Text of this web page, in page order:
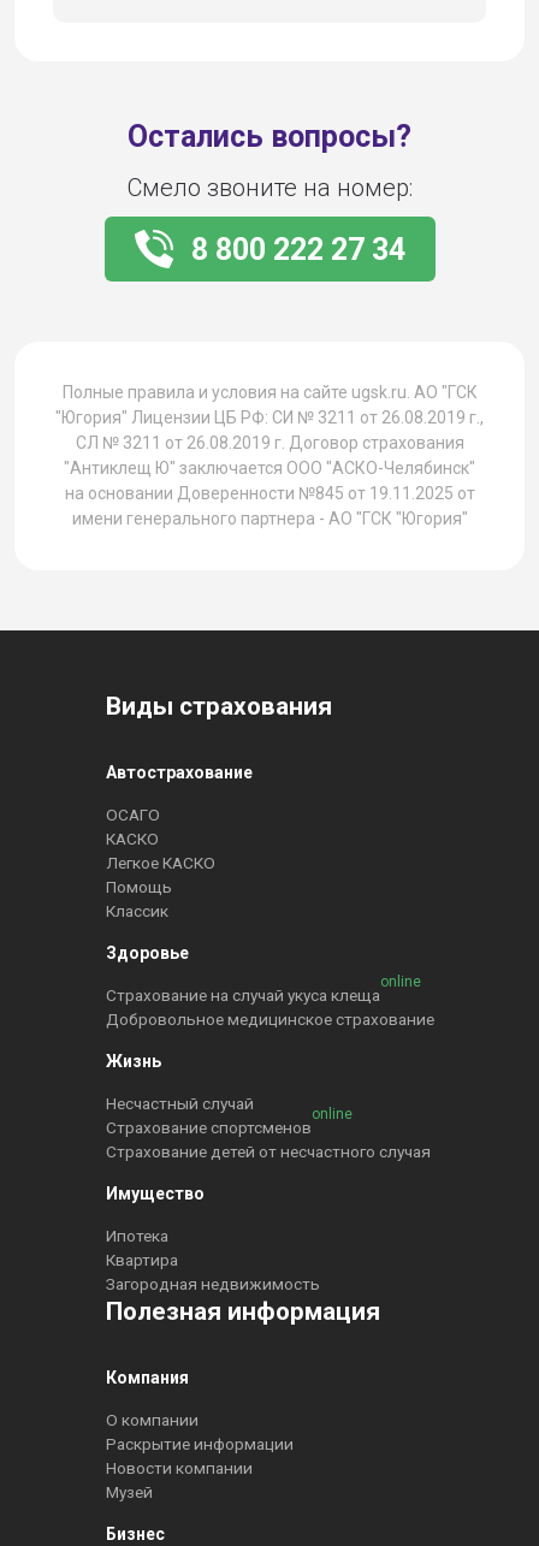
Остались вопросы?
Смело звоните на номер:
8 800 222 27 34
Полные правила и условия на сайте ugsk.ru. АО "ГСК
"Югория" Лицензии ЦБ РФ: СИ № 3211 от 26.08.2019 г.,
СЛ № 3211 от 26.08.2019 г. Договор страхования
"Антиклещ Ю" заключается ООО "АСКО-Челябинск"
на основании Доверенности №845 от 19.11.2025 от
имени генерального партнера - АО "ГСК "Югория"
Виды страхования
Автострахование
ОСАГО
КАСКО
Легкое КАСКО
Помощь
Классик
Здоровье
Страхование на случай укуса клеща
online
Добровольное медицинское страхование
Жизнь
Несчастный случай
Страхование спортсменов
online
Страхование детей от несчастного случая
Имущество
Ипотека
Квартира
Загородная недвижимость
Полезная информация
Компания
О компании
Раскрытие информации
Новости компании
Музей
Бизнес